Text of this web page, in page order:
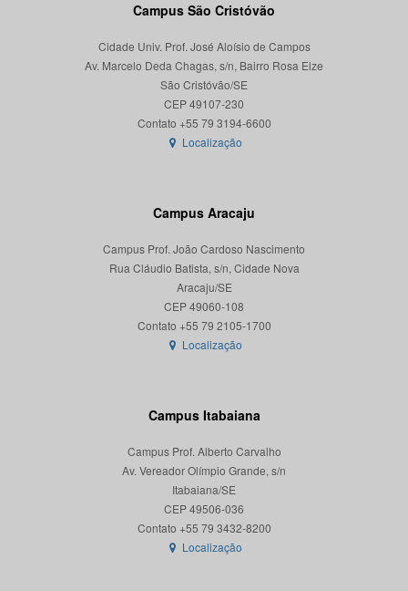
Campus São Cristóvão
Cidade Univ. Prof. José Aloísio de Campos
Av. Marcelo Deda Chagas, s/n, Bairro Rosa Elze
São Cristóvão/SE
CEP 49107-230
Localização
Campus Aracaju
Campus Prof. João Cardoso Nascimento
Rua Cláudio Batista, s/n, Cidade Nova
Aracaju/SE
CEP 49060-108
Localização
Campus Itabaiana
Campus Prof. Alberto Carvalho
Av. Vereador Olímpio Grande, s/n
Itabaiana/SE
CEP 49506-036
Localização